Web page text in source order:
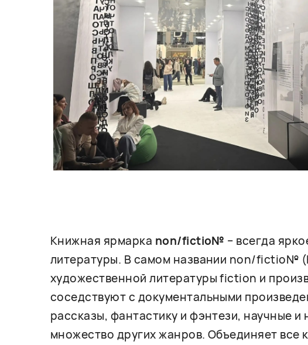
Книжная ярмарка non/fictio№ – всегда
литературы. В самом названии non/fictio№
художественной литературы fiction и
соседствуют с документальными
рассказы, фантастику и фэнтези, научные
множество других жанров. Объединяет